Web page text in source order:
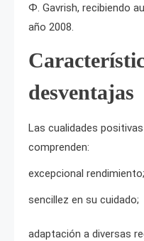
Ф. Gavrish, recibiendo
año 2008.
desventajas
Las cualidades
comprenden:
excepcional rendimiento;
sencillez en su cuidado;
adaptación a diversas